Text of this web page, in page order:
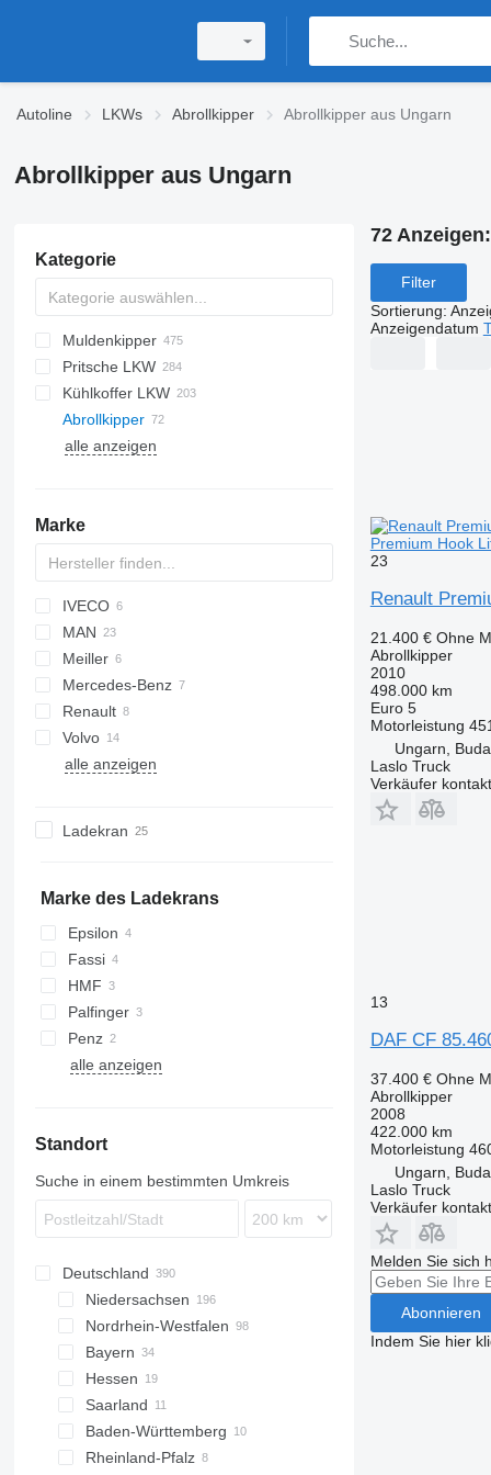
Autoline LKWs Abrollkipper Abrollkipper aus Ungarn
Abrollkipper aus Ungarn
Kategorie
Muldenkipper
Pritsche LKW
Kühlkoffer LKW
Abrollkipper
alle anzeigen
Marke
CF
IVECO
EuroCargo
Stralis
T-Way
Trakker
X-Way
MAN
TGA
TGM
TGS
TGX
Meiller
Mercedes-Benz
Actros
Canter
Atleon
Renault
C-series
Kerax
R-series
Phoenix
T-series
Volvo
FH
alle anzeigen
Ladekran
Marke des Ladekrans
Epsilon
Fassi
HMF
Palfinger
Penz
alle anzeigen
Standort
Suche in einem bestimmten Umkreis
Deutschland
Niedersachsen
Hannover
Bovenden
Sittensen
Peine
Oldenburg
Groß Ippener
Nordrhein-Westfalen
Düsseldorf
Lemgo
Bielefeld
Bottrop
Aachen
Bayern
München
Landshut
Regensburg
Moosburg an der Isar
Hessen
Frankfurt am Main
Gießen
Burghaun
Saarland
Saarbrücken
Baden-Württemberg
Stuttgart
Rheinland-Pfalz
72 Anzeigen:
Filter
Sortierung:
Anzeigendatum
Premium Hook
23
Renault
21.400 € Ohne
Abrollkipper
2010
498.000 km
Euro 5
Motorleistung
Ungarn,
Laslo Truck
Verkäufer
13
DAF CF
37.400 € Ohne
Abrollkipper
2008
422.000 km
Motorleistung
Ungarn,
Laslo Truck
Verkäufer
Melden Sie sich
Abonnieren
Indem Sie hier